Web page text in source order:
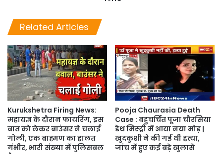
Related Articles
Kurukshetra Firing News:
महायज्ञ के दौरान फायरिंग, इस
बात को लेकर बाउंसर ने चलाई
गोली, एक ब्राह्मण का हालत
गंभीर, भारी संख्या में पुलिसबल
Pooja Chaurasia Death
Case : बहुचर्चित पूजा चौरसिया
डेथ मिस्ट्री में आया नया मोड़ |
खुदकुशी ने की गई थी हत्या,
जांच में हुए कई बड़े खुलासे